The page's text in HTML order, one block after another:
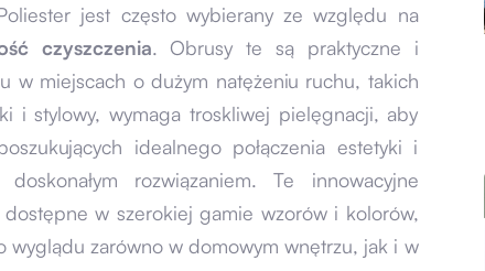
jest często wybierany ze względu na
czyszczenia. Obrusy te są praktyczne i
w miejscach o dużym natężeniu ruchu, takich
i stylowy, wymaga troskliwej pielęgnacji, aby
idealnego połączenia estetyki i
rozwiązaniem. Te innowacyjne
w szerokiej gamie wzorów i kolorów,
wyglądu zarówno w domowym wnętrzu, jak i w